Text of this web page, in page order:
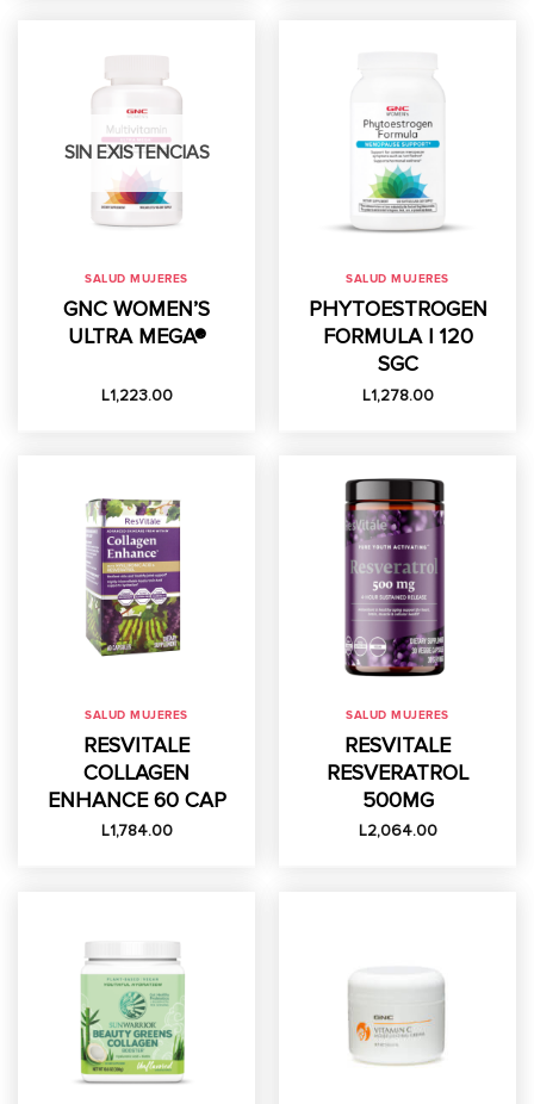
SIN EXISTENCIAS
SALUD MUJERES
GNC WOMEN’S
ULTRA MEGA®
L1,223.00
SALUD MUJERES
PHYTOESTROGEN
FORMULA | 120
SGC
L1,278.00
SALUD MUJERES
RESVITALE
COLLAGEN
ENHANCE 60 CAP
L1,784.00
SALUD MUJERES
RESVITALE
RESVERATROL
500MG
L2,064.00